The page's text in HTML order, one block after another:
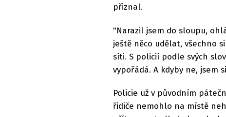
přiznal.
"Narazil jsem do sloupu,
ještě něco udělat, všechno
síti. S policií podle svých
vypořádá. A kdyby ne, jsem
Policie už v původním
řidiče nemohlo na místě